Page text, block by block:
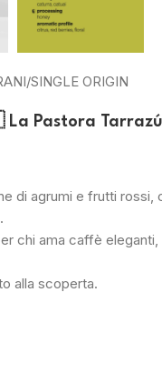
/SINGLE ORIGIN
Pastora Tarrazú
di agrumi e frutti rossi,
chi ama caffè eleganti,
alla scoperta.